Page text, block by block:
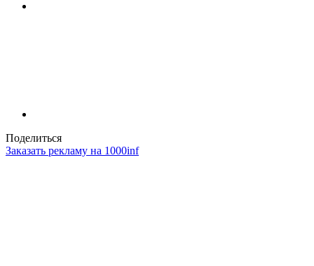
Поделиться
Заказать рекламу на 1000inf